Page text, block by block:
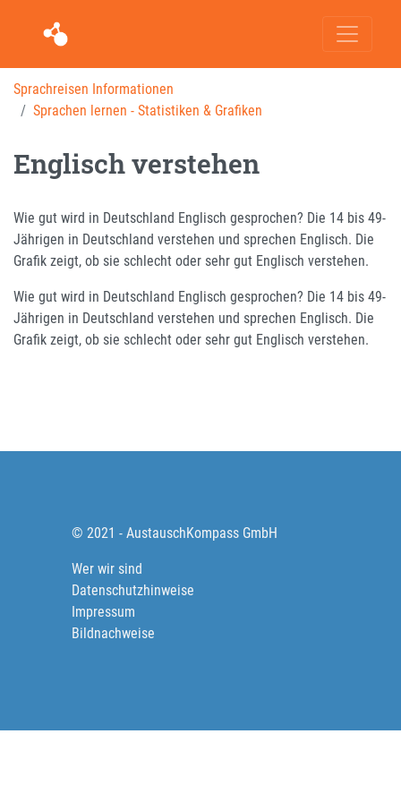
Sprachreisen Informationen
Sprachen lernen - Statistiken & Grafiken
Englisch verstehen
Wie gut wird in Deutschland Englisch gesprochen? Die 14 bis 49-
Jährigen in Deutschland verstehen und sprechen Englisch. Die
Grafik zeigt, ob sie schlecht oder sehr gut Englisch verstehen.
Wie gut wird in Deutschland Englisch gesprochen? Die 14 bis 49-
Jährigen in Deutschland verstehen und sprechen Englisch. Die
Grafik zeigt, ob sie schlecht oder sehr gut Englisch verstehen.
© 2021 - AustauschKompass GmbH
Wer wir sind
Datenschutzhinweise
Impressum
Bildnachweise